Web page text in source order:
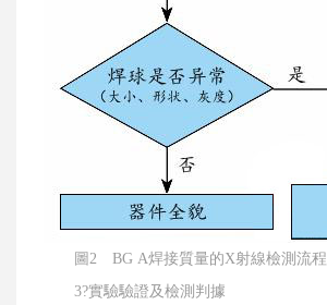
圖2 BG A焊接質量的X射線檢測流程
3?實驗驗證及檢測判據